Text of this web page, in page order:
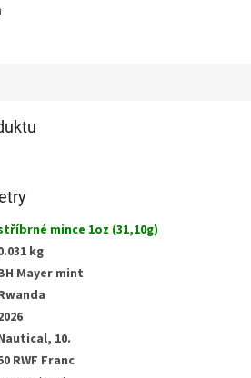
mince 1oz (31,10g)
kg
Mayer mint
10.
RWF Franc